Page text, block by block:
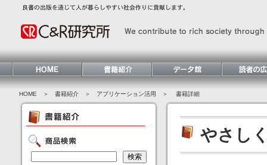
HOME ＞ 書籍紹介 ＞ アプリケーション活用 ＞ 書籍詳細
やさし